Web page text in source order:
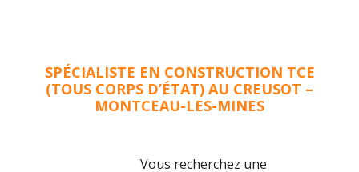
SPÉCIALISTE EN CONSTRUCTION TCE
(TOUS CORPS D’ÉTAT) AU CREUSOT –
MONTCEAU-LES-MINES
Vous recherchez une